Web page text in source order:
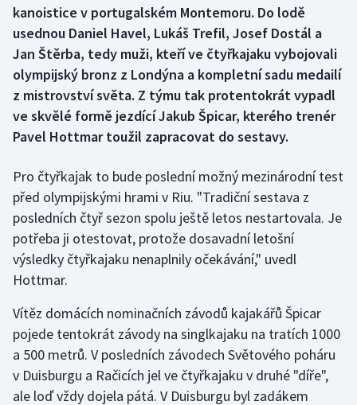
Curling
Dostihy
Florbal
Futsal
Golf
Gymnastika
Házená
Judo
Krasobruslení
kanoistice v portugalském Montemoru. Do lodě
usednou Daniel Havel, Lukáš Trefil, Josef Dostál a
Jan Štěrba, tedy muži, kteří ve čtyřkajaku vybojovali
olympijský bronz z Londýna a kompletní sadu medailí
z mistrovství světa. Z týmu tak protentokrát vypadl
ve skvělé formě jezdící Jakub Špicar, kterého trenér
Pavel Hottmar toužil zapracovat do sestavy.
Pro čtyřkajak to bude poslední možný mezinárodní test
před olympijskými hrami v Riu. "Tradiční sestava z
posledních čtyř sezon spolu ještě letos nestartovala. Je
potřeba ji otestovat, protože dosavadní letošní
výsledky čtyřkajaku nenaplnily očekávání," uvedl
Hottmar.
Vítěz domácích nominačních závodů kajakářů Špicar
pojede tentokrát závody na singlkajaku na tratích 1000
a 500 metrů. V posledních závodech Světového poháru
v Duisburgu a Račicích jel ve čtyřkajaku v druhé "díře",
ale loď vždy dojela pátá. V Duisburgu byl zadákem